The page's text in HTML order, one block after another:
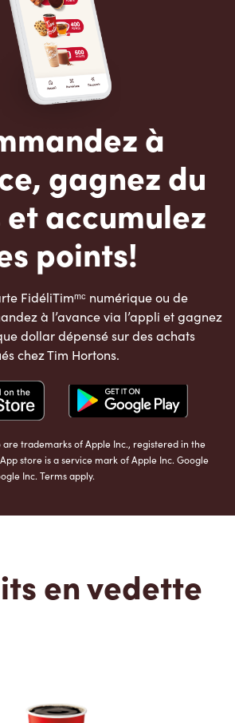
à
gagnez du
accumulez
points!
FidéliTimᵐᶜ numérique ou de
à l’avance via l’appli et gagnez
dollar dépensé sur des achats
chez Tim Hortons.
trademarks of Apple Inc., registered in the
store is a service mark of Apple Inc. Google
Inc. Terms apply.
en vedette